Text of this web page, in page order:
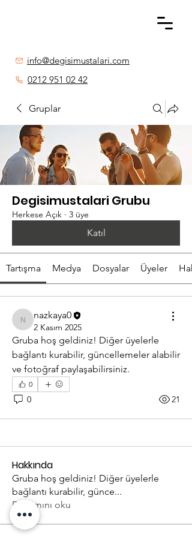
0212 951 02 42
info@degisimustalari.com
Gruplar
Degisimustalari Grubu
Herkese Açık · 3 üye
Katıl
Tartışma Medya Dosyalar Üyeler
nazkaya0
nazkaya0
2 Kasım 2025
Gruba hoş geldiniz! Diğer üyelerle
bağlantı kurabilir, güncellemeler alabilir
ve fotoğraf paylaşabilirsiniz.
0
0 21
Hakkında
Gruba hoş geldiniz! Diğer üyelerle
bağlantı kurabilir, günce...
Devamını oku